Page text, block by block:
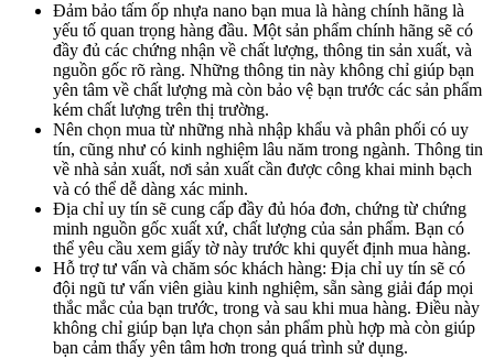
Đảm bảo tấm ốp nhựa nano bạn mua là hàng chính hãng là
yếu tố quan trọng hàng đầu. Một sản phẩm chính hãng sẽ có
đầy đủ các chứng nhận về chất lượng, thông tin sản xuất, và
nguồn gốc rõ ràng. Những thông tin này không chỉ giúp bạn
yên tâm về chất lượng mà còn bảo vệ bạn trước các sản phẩm
kém chất lượng trên thị trường.
Nên chọn mua từ những nhà nhập khẩu và phân phối có uy
tín, cũng như có kinh nghiệm lâu năm trong ngành. Thông tin
về nhà sản xuất, nơi sản xuất cần được công khai minh bạch
và có thể dễ dàng xác minh.
Địa chỉ uy tín sẽ cung cấp đầy đủ hóa đơn, chứng từ chứng
minh nguồn gốc xuất xứ, chất lượng của sản phẩm. Bạn có
thể yêu cầu xem giấy tờ này trước khi quyết định mua hàng.
Hỗ trợ tư vấn và chăm sóc khách hàng: Địa chỉ uy tín sẽ có
đội ngũ tư vấn viên giàu kinh nghiệm, sẵn sàng giải đáp mọi
thắc mắc của bạn trước, trong và sau khi mua hàng. Điều này
không chỉ giúp bạn lựa chọn sản phẩm phù hợp mà còn giúp
bạn cảm thấy yên tâm hơn trong quá trình sử dụng.